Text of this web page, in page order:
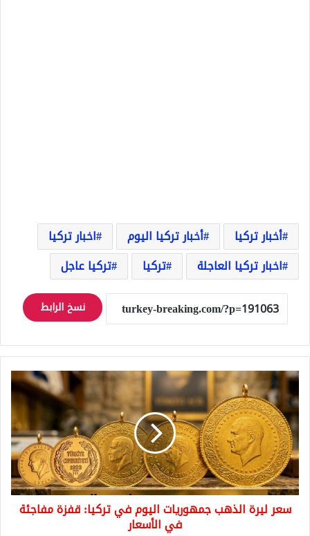
أخبار تركيا أخبار تركيا اليوم
اخبار تركيا
اخبار تركيا العاجلة
تركيا تركيا عاجل
نسخ الرابط
سعر
ليرة
الذهب
جمهوريات
اليوم
في
تركيا:
قفزة
مفاجئة
في
سعر ليرة الذهب جمهوريات اليوم في تركيا: قفزة مفاجئة
في الأسعار